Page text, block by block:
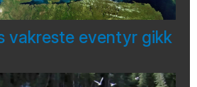
vakreste eventyr gikk